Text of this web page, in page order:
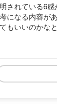
されている6
になる内容
もいいのかなと